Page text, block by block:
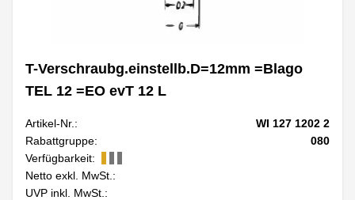
T-Verschraubg.einstellb.D=12mm =Blago
TEL 12 =EO evT 12 L
Artikel-Nr.:
WI 127 1202 2
Rabattgruppe:
080
Verfügbarkeit:
Netto exkl. MwSt.:
UVP inkl. MwSt.: